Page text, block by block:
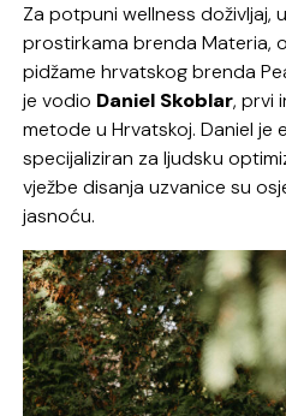
Za potpuni wellness doživljaj,
prostirkama brenda Materia,
pidžame hrvatskog brenda
je vodio Daniel Skoblar, prvi
metode u Hrvatskoj. Daniel je
specijaliziran za ljudsku
vježbe disanja uzvanice su
jasnoću.